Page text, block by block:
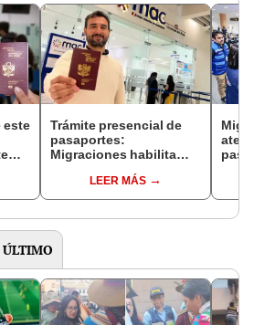
este
Trámite presencial de
pasaportes:
Migraciones habilita
Callao y regiones
LEER MÁS